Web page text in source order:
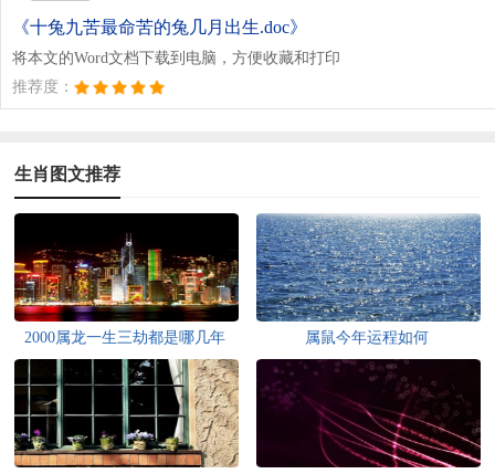
《十兔九苦最命苦的兔几月出生.doc》
将本文的Word文档下载到电脑，方便收藏和打印
推荐度：
生肖图文推荐
2000属龙一生三劫都是哪几年 属鼠今年运程如何